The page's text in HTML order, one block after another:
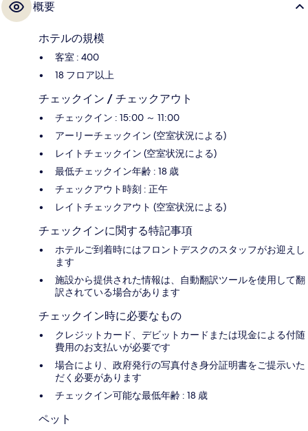
概要
ホテルの規模
客室 : 400
18 フロア以上
チェックイン / チェックアウト
チェックイン : 15:00 ～ 11:00
アーリーチェックイン (空室状況による)
レイトチェックイン (空室状況による)
最低チェックイン年齢 : 18 歳
チェックアウト時刻 : 正午
レイトチェックアウト (空室状況による)
チェックインに関する特記事項
ホテルご到着時にはフロントデスクのスタッフがお迎えし
ます
施設から提供された情報は、自動翻訳ツールを使用して翻
訳されている場合があります
チェックイン時に必要なもの
クレジットカード、デビットカードまたは現金による付随
費用のお支払いが必要です
場合により、政府発行の写真付き身分証明書をご提示いた
だく必要があります
チェックイン可能な最低年齢 : 18 歳
ペット